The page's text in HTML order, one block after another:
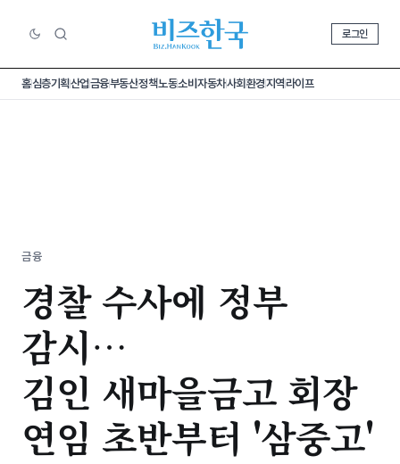
로그인
홈심층기획산업금융부동산정책노동소비 자동차사회환경지역라이프
금융
경찰 수사에 정부
감시…
김인 새마을금고 회장
연임 초반부터 '삼중고'